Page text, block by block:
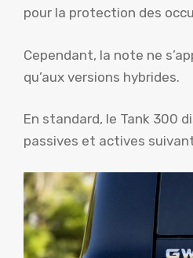
pour la protection des
Cependant, la note ne
qu’aux versions hybrides.
En standard, le Tank 300
passives et actives